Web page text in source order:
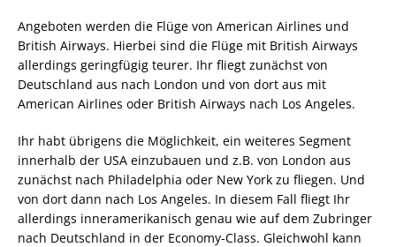
Angeboten werden die Flüge von American Airlines und
British Airways. Hierbei sind die Flüge mit British Airways
allerdings geringfügig teurer. Ihr fliegt zunächst von
Deutschland aus nach London und von dort aus mit
American Airlines oder British Airways nach Los Angeles.
Ihr habt übrigens die Möglichkeit, ein weiteres Segment
innerhalb der USA einzubauen und z.B. von London aus
zunächst nach Philadelphia oder New York zu fliegen. Und
von dort dann nach Los Angeles. In diesem Fall fliegt Ihr
allerdings inneramerikanisch genau wie auf dem Zubringer
nach Deutschland in der Economy-Class. Gleichwohl kann